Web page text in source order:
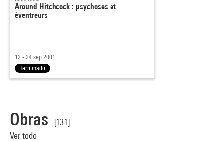
Around Hitchcock : psychoses et
éventreurs
12 - 24 sep 2001
Terminado
Obras
[131]
Ver todo